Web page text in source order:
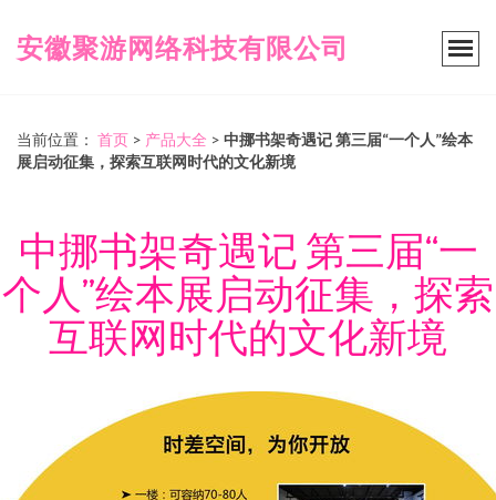
安徽聚游网络科技有限公司
当前位置： 首页 > 产品大全 > 中挪书架奇遇记 第三届“一个人”绘本
展启动征集，探索互联网时代的文化新境
中挪书架奇遇记 第三届“一
个人”绘本展启动征集，探索
互联网时代的文化新境